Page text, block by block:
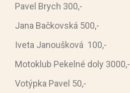
Pavel Brych 300,-
Jana Bačkovská 500,-
Iveta Janoušková 100,-
Motoklub Pekelné doly 3000,-
Votýpka Pavel 50,-